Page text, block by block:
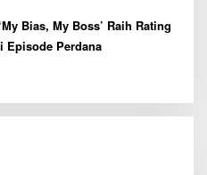
Bias, My Boss’ Raih Rating
Episode Perdana